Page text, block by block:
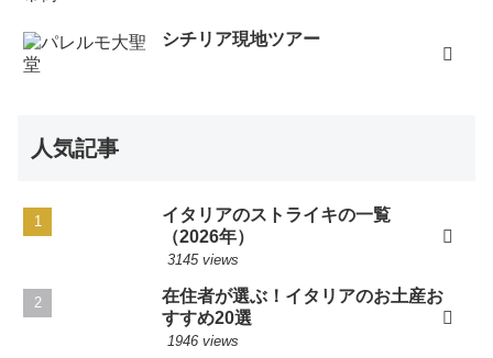
シチリア現地ツアー
人気記事
イタリアのストライキの一覧
（2026年）
3145 views
在住者が選ぶ！イタリアのお土産お
すすめ20選
1946 views